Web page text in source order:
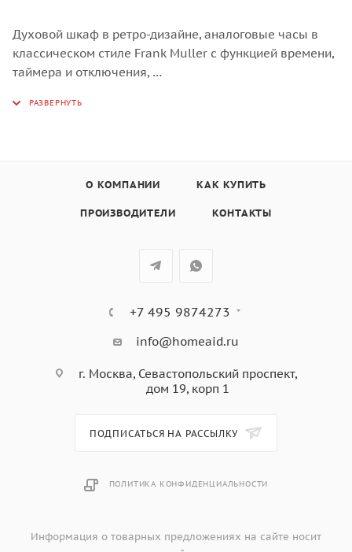
Духовой шкаф в ретро-дизайне, аналоговые часы в
классическом стиле Frank Muller с функцией времени,
таймера и отключения,
телескопические направляющие на одном уровне,
противень, хромированная решетка,
О КОМПАНИИ КАК КУПИТЬ
ПРОИЗВОДИТЕЛИ КОНТАКТЫ
+7 495 9874273
info@homeaid.ru
г. Москва, Севастопольский проспект,
дом 19, корп 1
ПОДПИСАТЬСЯ НА РАССЫЛКУ
ПОЛИТИКА КОНФИДЕНЦИАЛЬНОСТИ
Информация о товарных предложениях на сайте носит